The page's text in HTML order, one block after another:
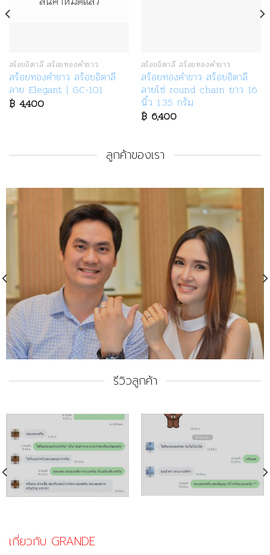
สร้อยอิตาลี สร้อยทองคำขาว
สร้อยทองคำขาว สร้อยอิตาลี
ลาย Elegant | GC-101
฿4,400
สร้อยอิตาลี สร้อยทองคำขาว
สร้อยทองคำขาว สร้อยอิตาลี
ลายโซ่ round chain ยาว 16
นิ้ว 1.35 กรัม
฿6,400
ลูกค้าของเรา
รีวิวลูกค้า
เกี่ยวกับ GRANDE